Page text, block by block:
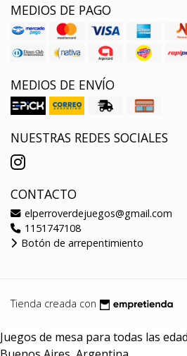
MEDIOS DE PAGO
MEDIOS DE ENVÍO
NUESTRAS REDES SOCIALES
CONTACTO
elperroverdejuegos@gmail.com
1151747108
Botón de arrepentimiento
Tienda creada con
Juegos de mesa para todas las